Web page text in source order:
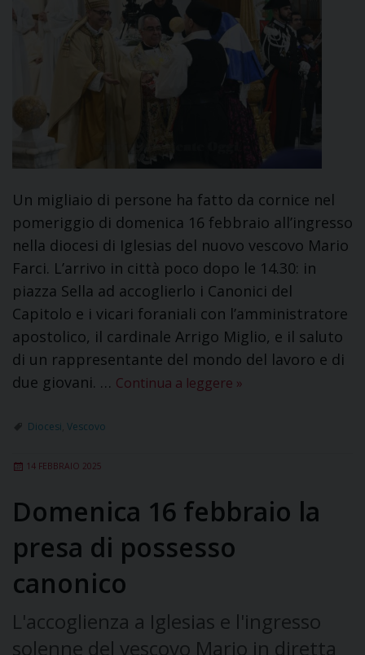
Un migliaio di persone ha fatto da cornice nel
pomeriggio di domenica 16 febbraio all’ingresso
nella diocesi di Iglesias del nuovo vescovo Mario
Farci. L’arrivo in città poco dopo le 14.30: in
piazza Sella ad accoglierlo i Canonici del
Capitolo e i vicari foraniali con l’amministratore
apostolico, il cardinale Arrigo Miglio, e il saluto
di un rappresentante del mondo del lavoro e di
due giovani. … Continua a leggere »
Diocesi Vescovo
14 FEBBRAIO 2025
Domenica 16 febbraio la
presa di possesso
canonico
L'accoglienza a Iglesias e l'ingresso
solenne del vescovo Mario in diretta